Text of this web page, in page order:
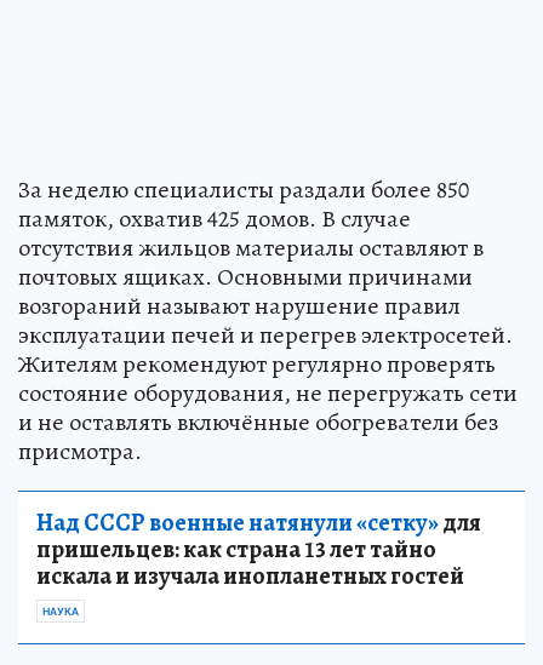
За неделю специалисты раздали более 850
памяток, охватив 425 домов. В случае
отсутствия жильцов материалы оставляют в
почтовых ящиках. Основными причинами
возгораний называют нарушение правил
эксплуатации печей и перегрев электросетей.
Жителям рекомендуют регулярно проверять
состояние оборудования, не перегружать сети
и не оставлять включённые обогреватели без
присмотра.
Над СССР военные натянули «сетку»для
пришельцев: как страна 13 лет тайно
искала и изучала инопланетных гостей
НАУКА